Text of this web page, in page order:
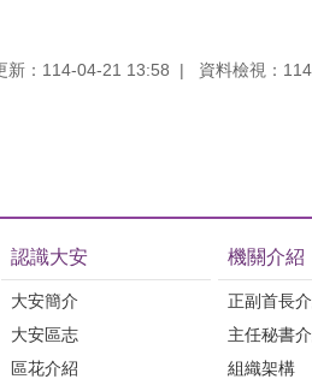
新：114-04-21 13:58 資料檢視：
認識大安
大安簡介
大安區志
區花介紹
機關介紹
正副首長
主任秘書
組織架構